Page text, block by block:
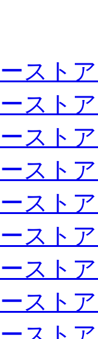
スト
スト
スト
スト
スト
スト
スト
スト